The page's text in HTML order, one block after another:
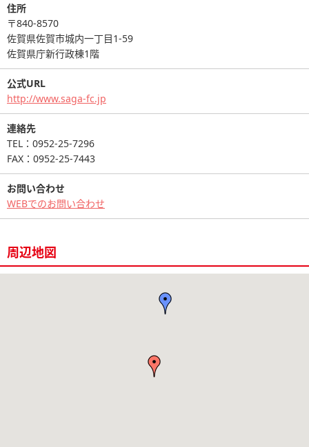
住所
〒840-8570
佐賀県佐賀市城内一丁目1-59
佐賀県庁新行政棟1階
公式URL
http://www.saga-fc.jp
連絡先
TEL：0952-25-7296
FAX：0952-25-7443
お問い合わせ
WEBでのお問い合わせ
周辺地図